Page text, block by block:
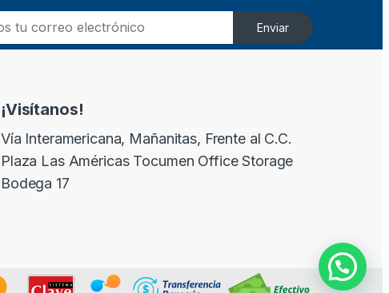
Enviar
¡Visítanos!
Vía Interamericana, Mañanitas, Frente al C.C.
Plaza Las Américas Tocumen Office Storage
Bodega 17